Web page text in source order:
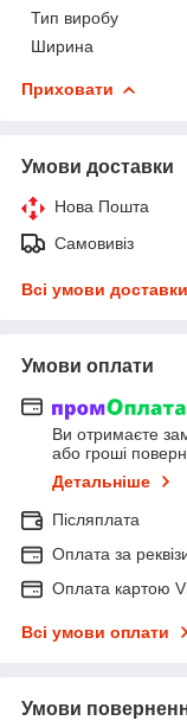
Тип виробу
Ширина
Приховати
Умови доставки
Нова Пошта
Самовивіз
Всі умови доставки
Умови оплати
Ви отримаєте
або гроші
Детальніше
Післяплата
Оплата за
Оплата картою
Всі умови оплати
Умови